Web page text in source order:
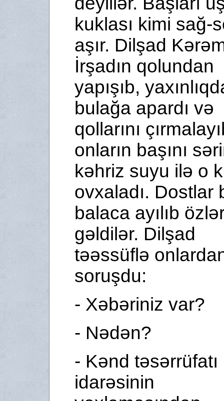
kuklası kimi sağ-
aşır. Dilşad
İrşadın qolundan
yapışıb,
bulağa apardı və
qollarını
onların başını
kəhriz suyu ilə o
ovxaladı. Dostlar
balaca ayılıb
gəldilər. Dilşad
təəssüflə
soruşdu:
- Xəbəriniz var?
- Nədən?
- Kənd təsərrüfatı
idarəsinin